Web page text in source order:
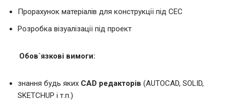
Прорахунок матеріалів для конструкції під СЕС
Розробка візуалізації під проект
Обов`язкові вимоги:
знання будь яких CAD редакторів (AUTOCAD, SOLID,
SKETCHUP і т.п.)